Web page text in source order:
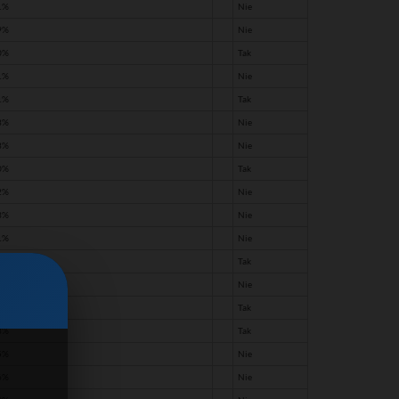
Nie
Nie
Tak
Nie
Tak
Nie
Nie
Tak
Nie
Nie
Nie
Tak
Nie
Tak
Tak
Nie
Nie